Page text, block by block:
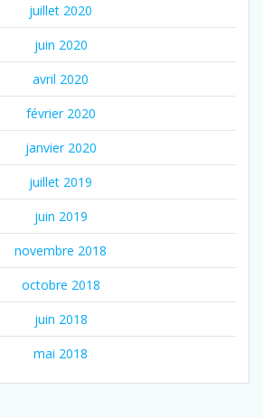
juillet 2020
juin 2020
avril 2020
février 2020
janvier 2020
juillet 2019
juin 2019
novembre 2018
octobre 2018
juin 2018
mai 2018